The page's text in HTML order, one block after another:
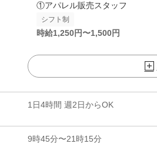
①アパレル販売スタッフ
シフト制
時給1,250円〜1,500円
1日4時間 週2日からOK
9時45分〜21時15分